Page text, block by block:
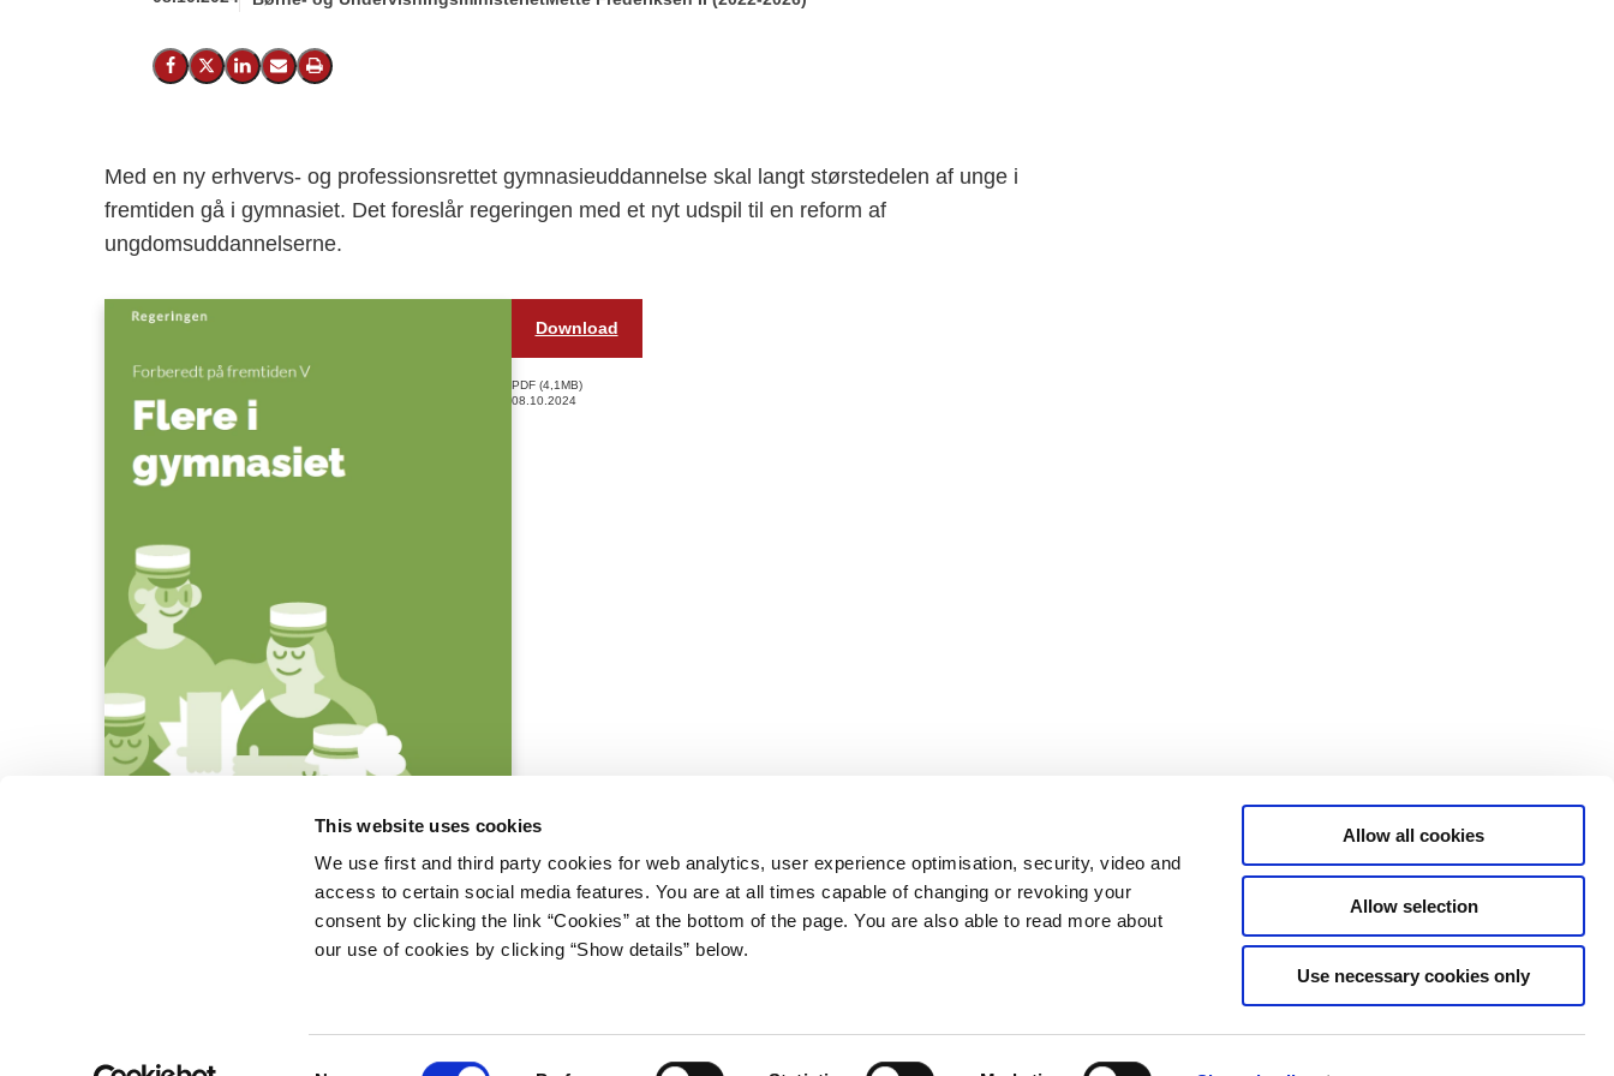
This website uses cookies
We use first and third party cookies for web analytics, user experience optimisation, security, video and
access to certain social media features. You are at all times capable of changing or revoking your
consent by clicking the link “Cookies” at the bottom of the page. You are also able to read more about
our use of cookies by clicking “Show details” below.
Allow all cookies
Allow selection
Use necessary cookies only
Del på Facebook
Del på X (Twitter)
Del på LinkedIn
Send email
Print
Med en ny erhvervs- og professionsrettet gymnasieuddannelse skal langt størstedelen af unge i
fremtiden gå i gymnasiet. Det foreslår regeringen med et nyt udspil til en reform af
ungdomsuddannelserne.
Download
PDF 4,1MB
08.10.2024
E-mail: